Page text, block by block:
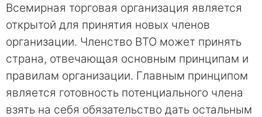
Всемирная торговая организация является
открытой для принятия новых членов
организации. Членство ВТО может принять
страна, отвечающая основным принципам и
правилам организации. Главным принципом
является готовность потенциального члена
взять на себя обязательство дать остальным